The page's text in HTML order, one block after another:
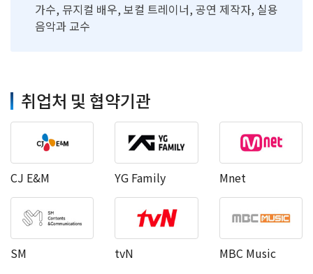
가수, 뮤지컬 배우, 보컬 트레이너, 공연 제작자, 실용
음악과 교수
취업처 및 협약기관
CJ E&M YG Family Mnet
SM tvN MBC Music